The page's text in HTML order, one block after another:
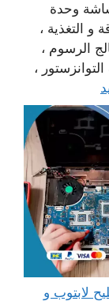
وحدة
التغذية ،
الرسوم ،
،
الصليبية 65511033 تصليح لابتوب و